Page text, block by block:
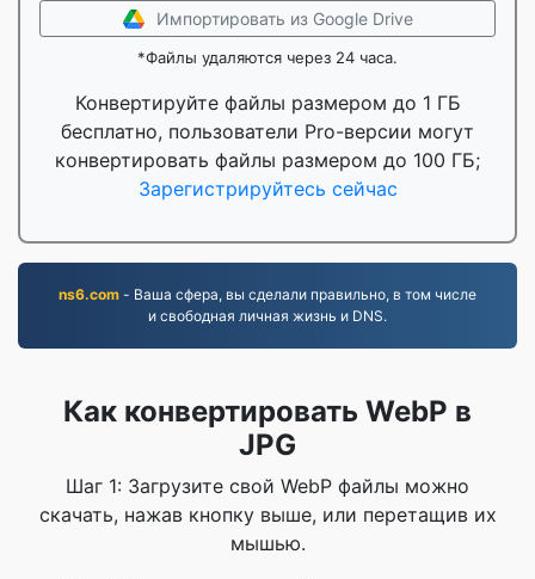
Импортировать из Google Drive
*Файлы удаляются через 24 часа.
Конвертируйте файлы размером до 1 ГБ
бесплатно, пользователи Pro-версии могут
конвертировать файлы размером до 100 ГБ;
Зарегистрируйтесь сейчас
ns6.com - Ваша сфера, вы сделали правильно, в том числе
и свободная личная жизнь и DNS.
Как конвертировать WebP в
JPG
Шаг 1: Загрузите свой WebP файлы можно
скачать, нажав кнопку выше, или перетащив их
мышью.